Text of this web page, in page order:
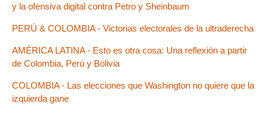
y la ofensiva digital contra Petro y Sheinbaum
PERÚ & COLOMBIA - Victorias electorales de la ultraderecha
AMÉRICA LATINA - Esto es otra cosa: Una reflexión a partir
de Colombia, Perú y Bolivia
COLOMBIA - Las elecciones que Washington no quiere que la
izquierda gane